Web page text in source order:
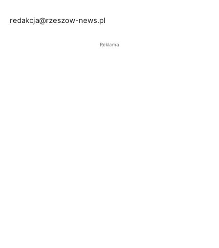
redakcja@rzeszow-news.pl
Reklama